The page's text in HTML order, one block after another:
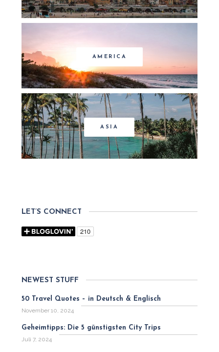
AMERICA
ASIA
LET’S CONNECT
NEWEST STUFF
50 Travel Quotes – in Deutsch & Englisch
November 10, 2024
Geheimtipps: Die 5 günstigsten City Trips
Juli 7, 2024